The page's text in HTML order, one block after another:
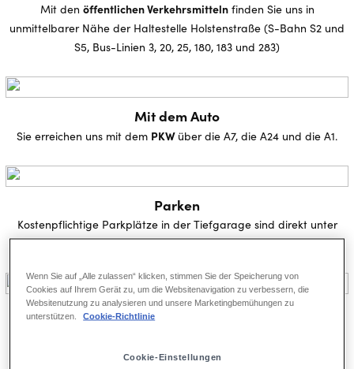
Mit den öffentlichen Verkehrsmittelnfinden Sie uns in
unmittelbarer Nähe der Haltestelle Holstenstraße (S-Bahn S2 und
S5, Bus-Linien 3, 20, 25, 180, 183 und 283)
Mit dem Auto
Sie erreichen uns mit dem PKW über die A7, die A24 und die A1.
Parken
Kostenpflichtige Parkplätze in der Tiefgarage sind direkt unter
dem Stage Theater Neue Flora vorhanden.
Mit dem Reisebus
Wenn Sie auf „Alle zulassen“ klicken, stimmen Sie der Speicherung von
Cookies auf Ihrem Gerät zu, um die Websitenavigation zu verbessern, die
Websitenutzung zu analysieren und unsere Marketingbemühungen zu
unterstützen.
Cookie-Richtlinie
Cookie-Einstellungen